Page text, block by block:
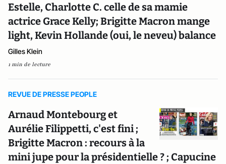
Estelle, Charlotte C. celle de sa mamie
actrice Grace Kelly; Brigitte Macron mange
light, Kevin Hollande (oui, le neveu) balance
Gilles Klein
1 min de lecture
REVUE DE PRESSE PEOPLE
Arnaud Montebourg et
Aurélie Filippetti, c'est fini ;
Brigitte Macron : recours à la
mini jupe pour la présidentielle ? ; Capucine